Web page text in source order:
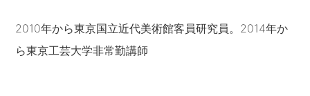
2010年から東京国立近代美術館客員研究員。2014年か
ら東京工芸大学非常勤講師